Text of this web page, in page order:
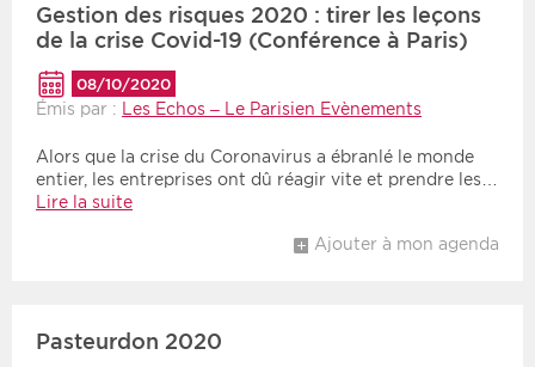
Gestion des risques 2020 : tirer les leçons
de la crise Covid-19 (Conférence à Paris)
08/10/2020
Émis par : Les Echos – Le Parisien Evènements
Alors que la crise du Coronavirus a ébranlé le monde
entier, les entreprises ont dû réagir vite et prendre les…
Lire la suite
Ajouter à mon agenda
Pasteurdon 2020